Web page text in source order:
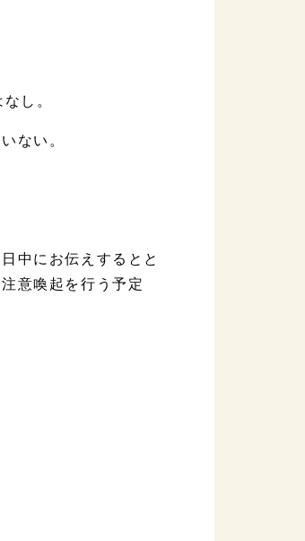
し。
ない。
中にお伝えするとと
意喚起を行う予定